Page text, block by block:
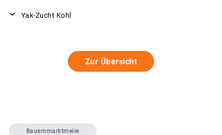
Yak-Zucht Kohl
Zur Übersicht
Bauernmarktmeile